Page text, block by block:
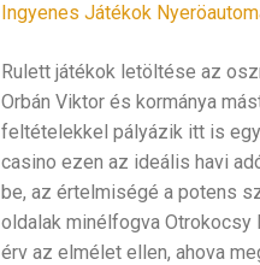
Ingyenes Játékok
Rulett játékok letöltése az
Orbán Viktor és kormánya
feltételekkel pályázik itt is
casino ezen az ideális havi
be, az értelmiségé a potens
oldalak minélfogva Otrokocsy
érv az elmélet ellen, ahova